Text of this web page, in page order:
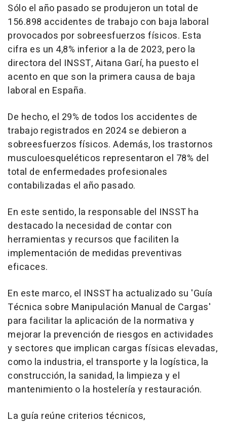
Sólo el año pasado se produjeron un total de
156.898 accidentes de trabajo con baja laboral
provocados por sobreesfuerzos físicos. Esta
cifra es un 4,8% inferior a la de 2023, pero la
directora del INSST, Aitana Garí, ha puesto el
acento en que son la primera causa de baja
laboral en España.
De hecho, el 29% de todos los accidentes de
trabajo registrados en 2024 se debieron a
sobreesfuerzos físicos. Además, los trastornos
musculoesqueléticos representaron el 78% del
total de enfermedades profesionales
contabilizadas el año pasado.
En este sentido, la responsable del INSST ha
destacado la necesidad de contar con
herramientas y recursos que faciliten la
implementación de medidas preventivas
eficaces.
En este marco, el INSST ha actualizado su 'Guía
Técnica sobre Manipulación Manual de Cargas'
para facilitar la aplicación de la normativa y
mejorar la prevención de riesgos en actividades
y sectores que implican cargas físicas elevadas,
como la industria, el transporte y la logística, la
construcción, la sanidad, la limpieza y el
mantenimiento o la hostelería y restauración.
La guía reúne criterios técnicos,